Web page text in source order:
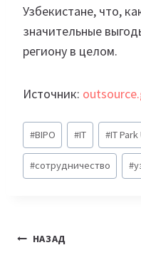
Узбекистане, что,
значительные
региону в целом.
Источник:
Метки
записи:
#BIPO #IT #IT
#сотрудничество #
Навигация
НАЗАД